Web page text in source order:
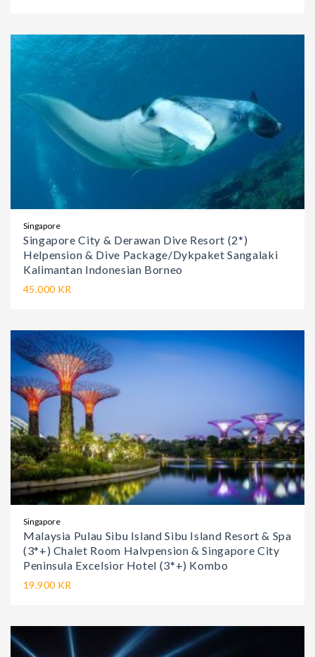
Singapore
Singapore City & Derawan Dive Resort (2*)
Helpension & Dive Package/Dykpaket Sangalaki
Kalimantan Indonesian Borneo
45.000 KR
Singapore
Malaysia Pulau Sibu Island Sibu Island Resort & Spa
(3*+) Chalet Room Halvpension & Singapore City
Peninsula Excelsior Hotel (3*+) Kombo
19.900 KR